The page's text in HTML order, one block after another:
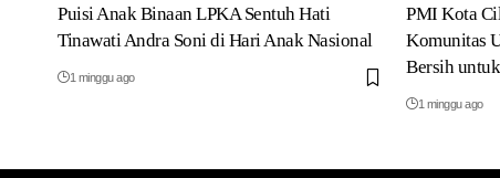
Puisi Anak Binaan LPKA Sentuh Hati
Tinawati Andra Soni di Hari Anak Nasional
1 minggu ago
PMI Kota
Komunitas
Bersih
1 minggu ago